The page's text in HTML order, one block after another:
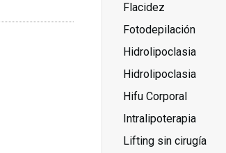
Flacidez
Fotodepilación
Hidrolipoclasia
Hidrolipoclasia
Hifu Corporal
Intralipoterapia
Lifting sin cirugía